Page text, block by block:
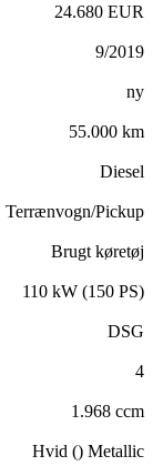
24.680 EUR
9/2019
ny
55.000 km
Diesel
Terrænvogn/Pickup
Brugt køretøj
110 kW (150 PS)
DSG
4
1.968 ccm
Hvid () Metallic